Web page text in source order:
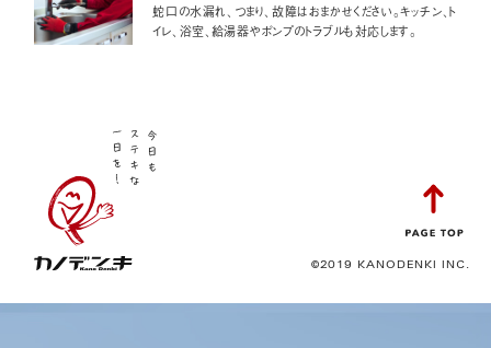
蛇口の水漏れ、つまり、故障はおまかせください。キッチン、ト
イレ、浴室、給湯器やポンプのトラブルも対応します。
©2019 KANODENKI INC.